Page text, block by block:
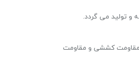
و تولید می گردد.
مقاومت کششی و مقاومت